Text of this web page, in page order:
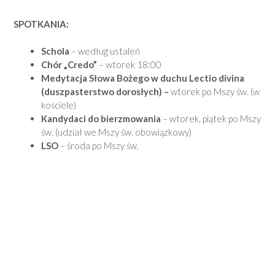
SPOTKANIA:
Schola – według ustaleń
Chór „Credo” – wtorek 18:00
Medytacja Słowa Bożego w duchu Lectio divina
(duszpasterstwo dorosłych) – wtorek po Mszy św. (w
kościele)
Kandydaci do bierzmowania – wtorek, piątek po Mszy
św. (udział we Mszy św. obowiązkowy)
LSO – środa po Mszy św.